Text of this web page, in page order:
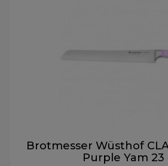
Brotmesser Wüsthof
Purple Yam 23